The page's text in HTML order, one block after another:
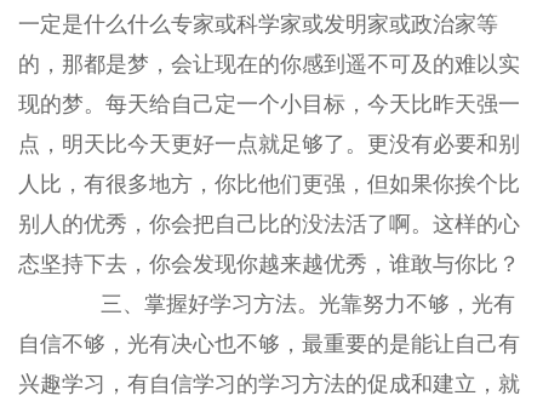
一定是什么什么专家或科学家或发明家或政治家等
的，那都是梦，会让现在的你感到遥不可及的难以实
现的梦。每天给自己定一个小目标，今天比昨天强一
点，明天比今天更好一点就足够了。更没有必要和别
人比，有很多地方，你比他们更强，但如果你挨个比
别人的优秀，你会把自己比的没法活了啊。这样的心
态坚持下去，你会发现你越来越优秀，谁敢与你比？
三、掌握好学习方法。光靠努力不够，光有
自信不够，光有决心也不够，最重要的是能让自己有
兴趣学习，有自信学习的学习方法的促成和建立，就